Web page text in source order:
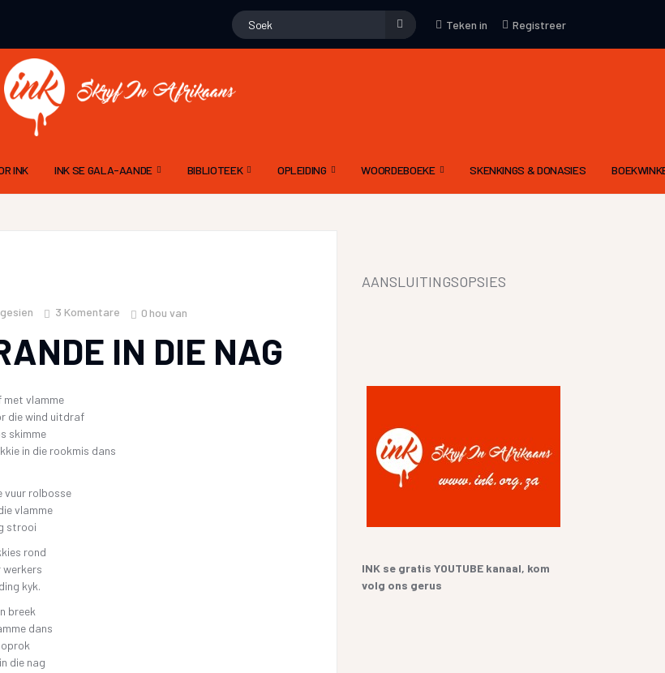
Teken in Registreer
INK INK SE GALA-AANDE
21 NOVEMBER 2020 – 5DE GALA AAND
10 NOVEMBER 2018 – 3DE GALA AAND
BIBLIOTEEK
GERT ROSSOUW SE BRIEWE AAN CELESTE
VRYSTAATSTORIES DEUR HENNING VAN
OPLEIDING
RIGLYNE OM ‘N RADIODRAMA OF -VERHAAL TE
SKRYF
PLAGIAAT/LETTERDIEFSTAL
WOORDEBOEKE SKENKINGS & DONASIES
gesien 3 Komentare 0 hou van
IN DIE NAG
met vlamme
die wind uitdraf
skimme
in die rookmis dans
vuur rolbosse
vlamme
strooi
rond
werkers
kyk.
breek
dans
die nag
AANSLUITINGSOPSIES
INK se gratis YOUTUBE kanaal, kom
volg ons gerus